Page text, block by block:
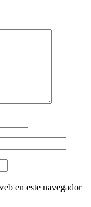
en este navegador